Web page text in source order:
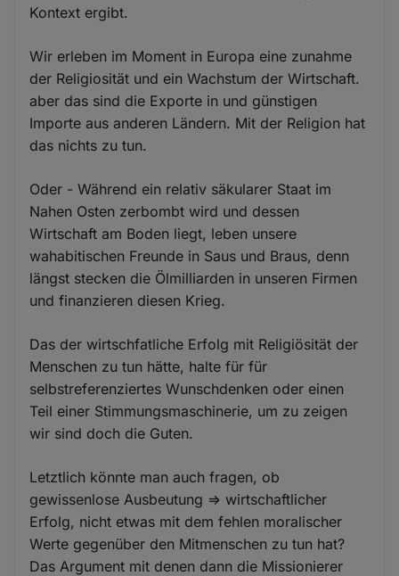
Kontext ergibt.
Wir erleben im Moment in Europa eine zunahme
der Religiosität und ein Wachstum der Wirtschaft.
aber das sind die Exporte in und günstigen
Importe aus anderen Ländern. Mit der Religion hat
das nichts zu tun.
Oder - Während ein relativ säkularer Staat im
Nahen Osten zerbombt wird und dessen
Wirtschaft am Boden liegt, leben unsere
wahabitischen Freunde in Saus und Braus, denn
längst stecken die Ölmilliarden in unseren Firmen
und finanzieren diesen Krieg.
Das der wirtschfatliche Erfolg mit Religiösität der
Menschen zu tun hätte, halte für für
selbstreferenziertes Wunschdenken oder einen
Teil einer Stimmungsmaschinerie, um zu zeigen
wir sind doch die Guten.
Letztlich könnte man auch fragen, ob
gewissenlose Ausbeutung => wirtschaftlicher
Erfolg, nicht etwas mit dem fehlen moralischer
Werte gegenüber den Mitmenschen zu tun hat?
Das Argument mit denen dann die Missionierer